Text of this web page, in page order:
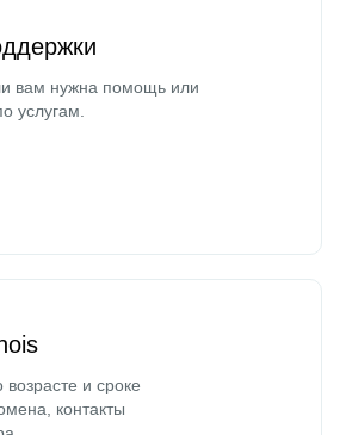
вам нужна помощь или
услугам.
и сроке
контакты